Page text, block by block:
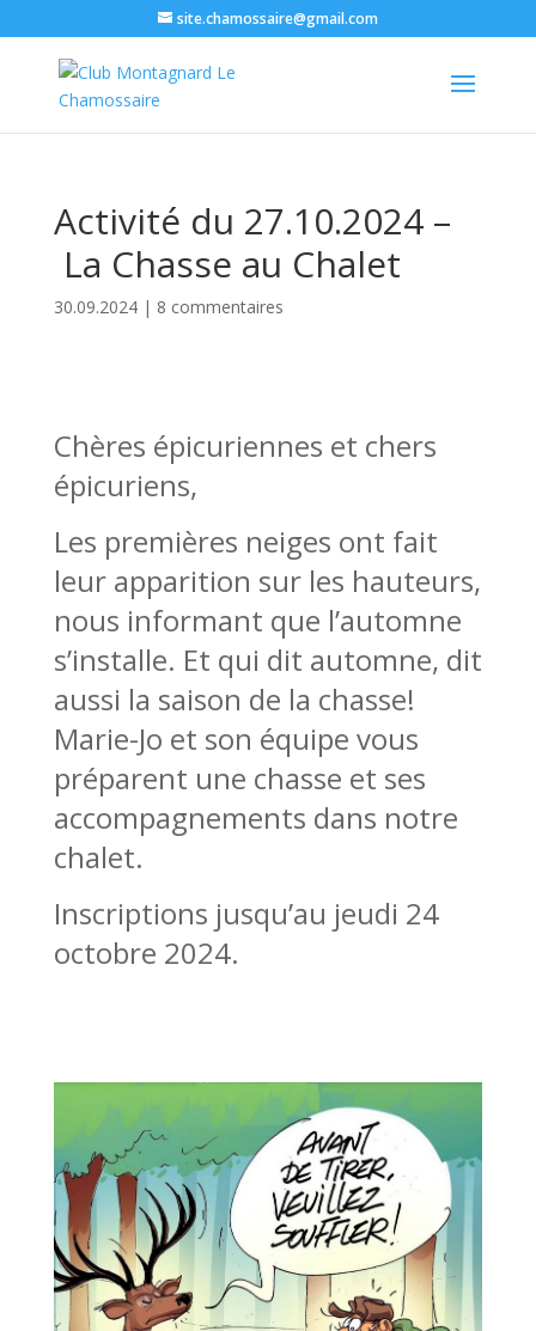
site.chamossaire@gmail.com
Activité du 27.10.2024 –
La Chasse au Chalet
30.09.2024| 8 commentaires
Chères épicuriennes et chers
épicuriens,
Les premières neiges ont fait
leur apparition sur les hauteurs,
nous informant que l’automne
s’installe. Et qui dit automne, dit
aussi la saison de la chasse!
Marie-Jo et son équipe vous
préparent une chasse et ses
accompagnements dans notre
chalet.
Inscriptions jusqu’au jeudi 24
octobre 2024.